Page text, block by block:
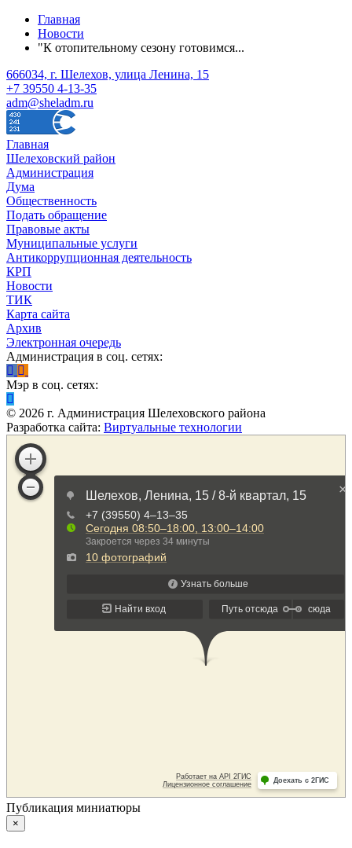
Главная
Новости
"К отопительному сезону готовимся...
666034, г. Шелехов, улица Ленина, 15
+7 39550 4-13-35
adm@sheladm.ru
Главная
Шелеховский район
Администрация
Дума
Общественность
Подать обращение
Правовые акты
Муниципальные услуги
Антикоррупционная деятельность
КРП
Новости
ТИК
Карта сайта
Архив
Электронная очередь
Администрация в соц. сетях:
Мэр в соц. сетях:
© 2026 г. Администрация Шелеховского района
Разработка сайта: Виртуальные технологии
Публикация миниатюры
×